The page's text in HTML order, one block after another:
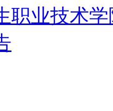
职业技术